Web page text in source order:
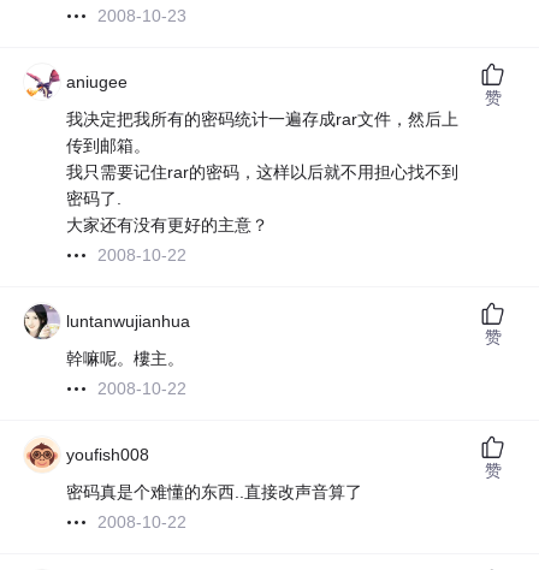
2008-10-23
aniugee
我决定把我所有的密码统计一遍存成rar文件，然后上
传到邮箱。
我只需要记住rar的密码，这样以后就不用担心找不到
密码了.
大家还有没有更好的主意？
2008-10-22
赞
luntanwujianhua
幹嘛呢。樓主。
2008-10-22
赞
youfish008
密码真是个难懂的东西..直接改声音算了
2008-10-22
赞